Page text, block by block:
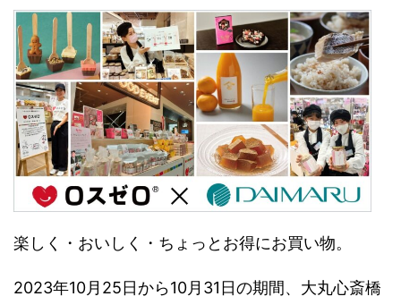
楽しく・おいしく・ちょっとお得にお買い物。
2023年10月25日から10月31日の期間、大丸心斎橋